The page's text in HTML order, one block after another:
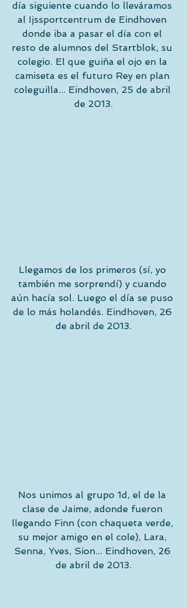
día siguiente cuando lo lleváramos
al Ijssportcentrum de Eindhoven
donde iba a pasar el día con el
resto de alumnos del Startblok, su
colegio. El que guiña el ojo en la
camiseta es el futuro Rey en plan
coleguilla... Eindhoven, 25 de abril
de 2013.
Llegamos de los primeros (sí, yo
también me sorprendí) y cuando
aún hacía sol. Luego el día se puso
de lo más holandés. Eindhoven, 26
de abril de 2013.
Nos unimos al grupo 1d, el de la
clase de Jaime, adonde fueron
llegando Finn (con chaqueta verde,
su mejor amigo en el cole), Lara,
Senna, Yves, Sion... Eindhoven, 26
de abril de 2013.